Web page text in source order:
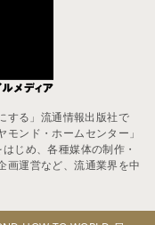
する」流通情報出版社で
ンド・ホームセンター」
じめ、各種媒体の制作・
画運営など、流通業界を中